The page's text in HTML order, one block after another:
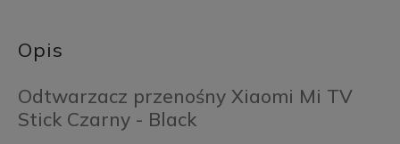
Opis
Odtwarzacz przenośny Xiaomi Mi TV
Stick Czarny - Black